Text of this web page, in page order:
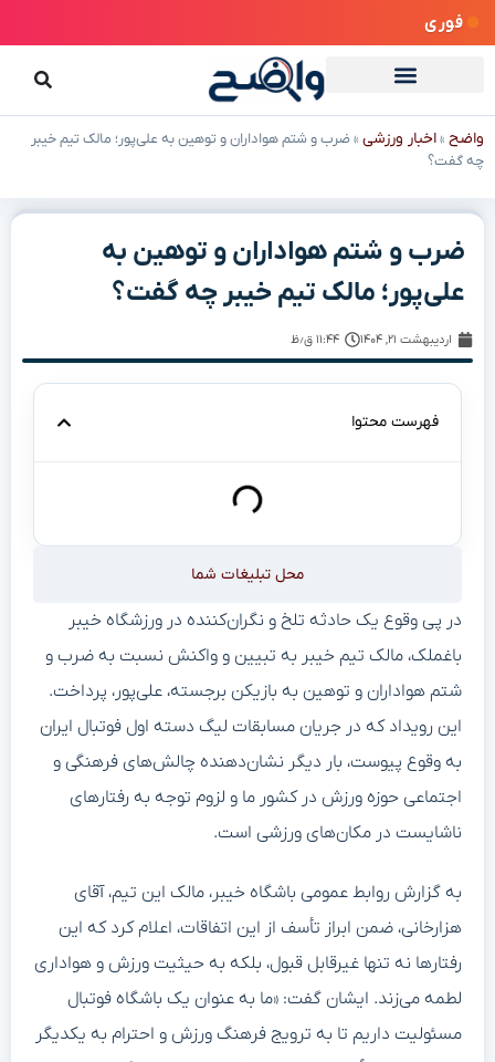
فوری
واضح »اخبار ورزشی »ضرب و شتم هواداران و توهین به علی‌پور؛ مالک تیم خیبر
چه گفت؟
ضرب و شتم هواداران و توهین به
علی‌پور؛ مالک تیم خیبر چه گفت؟
اردیبهشت ۲۱, ۱۴۰۴ ۱۱:۴۴ ق٫ظ
فهرست محتوا
محل تبلیغات شما
در پی وقوع یک حادثه تلخ و نگران‌کننده در ورزشگاه خیبر
باغملک، مالک تیم خیبر به تبیین و واکنش نسبت به ضرب و
شتم هواداران و توهین به بازیکن برجسته، علی‌پور، پرداخت.
این رویداد که در جریان مسابقات لیگ دسته اول فوتبال ایران
به وقوع پیوست، بار دیگر نشان‌دهنده چالش‌های فرهنگی و
اجتماعی حوزه ورزش در کشور ما و لزوم توجه به رفتارهای
ناشایست در مکان‌های ورزشی است.
به گزارش روابط عمومی باشگاه خیبر، مالک این تیم، آقای
هزارخانی، ضمن ابراز تأسف از این اتفاقات، اعلام کرد که این
رفتارها نه تنها غیرقابل قبول، بلکه به حیثیت ورزش و هواداری
لطمه می‌زند. ایشان گفت: «ما به عنوان یک باشگاه فوتبال
مسئولیت داریم تا به ترویج فرهنگ ورزش و احترام به یکدیگر